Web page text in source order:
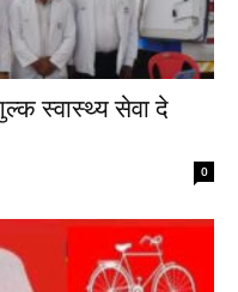
स्वास्थ्य सेवा दे
0